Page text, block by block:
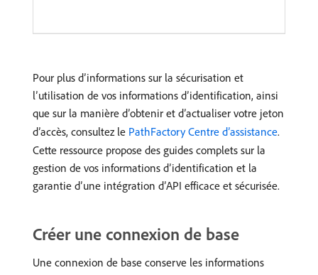
Pour plus d’informations sur la sécurisation et
l’utilisation de vos informations d’identification, ainsi
que sur la manière d’obtenir et d’actualiser votre jeton
d’accès, consultez le PathFactory Centre d’assistance.
Cette ressource propose des guides complets sur la
gestion de vos informations d’identification et la
garantie d’une intégration d’API efficace et sécurisée.
Créer une connexion de base
Une connexion de base conserve les informations